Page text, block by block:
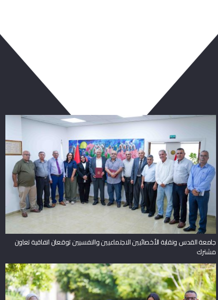
جامعة القدس ونقابة الأخصائيين الاجتماعيين والنفسيين توقعان اتفاقية تعاون
مشترك